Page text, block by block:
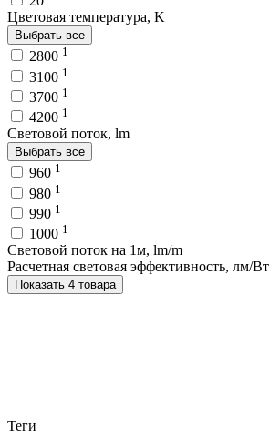
Цветовая температура, K
Выбрать все
2800 1
3100 1
3700 1
4200 1
Световой поток, lm
Выбрать все
960 1
980 1
990 1
1000 1
Световой поток на 1м, lm/m
Расчетная световая эффективность, лм/Вт
Показать 4 товара
Теги